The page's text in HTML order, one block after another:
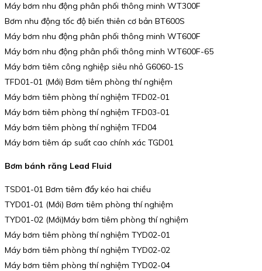
Máy bơm nhu động phân phối thông minh WT300F
Bơm nhu động tốc độ biến thiên cơ bản BT600S
Máy bơm nhu động phân phối thông minh WT600F
Máy bơm nhu động phân phối thông minh WT600F-65
Máy bơm tiêm công nghiệp siêu nhỏ G6060-1S
TFD01-01 (Mới) Bơm tiêm phòng thí nghiệm
Máy bơm tiêm phòng thí nghiệm TFD02-01
Máy bơm tiêm phòng thí nghiệm TFD03-01
Máy bơm tiêm phòng thí nghiệm TFD04
Máy bơm tiêm áp suất cao chính xác TGD01
Bơm bánh răng Lead Fluid
TSD01-01 Bơm tiêm đẩy kéo hai chiều
TYD01-01 (Mới) Bơm tiêm phòng thí nghiệm
TYD01-02 (Mới)Máy bơm tiêm phòng thí nghiệm
Máy bơm tiêm phòng thí nghiệm TYD02-01
Máy bơm tiêm phòng thí nghiệm TYD02-02
Máy bơm tiêm phòng thí nghiệm TYD02-04